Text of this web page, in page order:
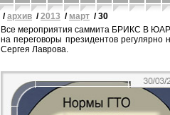
/архив /2013 / март / 30
Все мероприятия саммита БРИКС В ЮАР
на переговоры президентов регулярно
Сергея Лаврова.